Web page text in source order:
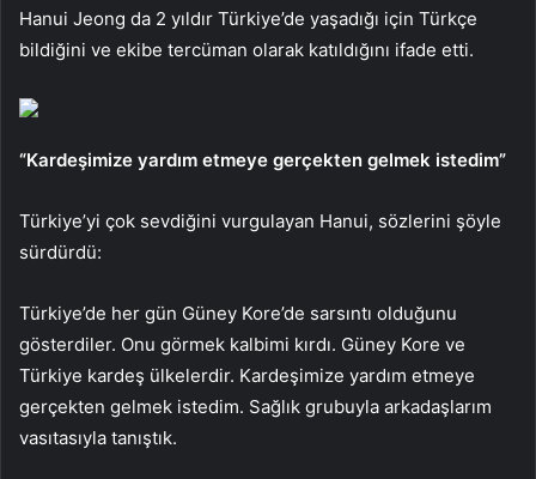
Hanui Jeong da 2 yıldır Türkiye’de yaşadığı için Türkçe
bildiğini ve ekibe tercüman olarak katıldığını ifade etti.
“Kardeşimize yardım etmeye gerçekten gelmek istedim”
Türkiye’yi çok sevdiğini vurgulayan Hanui, sözlerini şöyle
sürdürdü:
Türkiye’de her gün Güney Kore’de sarsıntı olduğunu
gösterdiler. Onu görmek kalbimi kırdı. Güney Kore ve
Türkiye kardeş ülkelerdir. Kardeşimize yardım etmeye
gerçekten gelmek istedim. Sağlık grubuyla arkadaşlarım
vasıtasıyla tanıştık.